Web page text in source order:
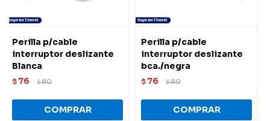
Perilla p/cable
interruptor deslizante
Blanca
$ 76 $80
Perilla p/cable
interruptor deslizante
bca./negra
$ 76 $80